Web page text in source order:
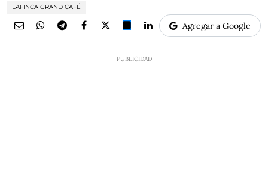
LAFINCA GRAND CAFÉ
Agregar a Google